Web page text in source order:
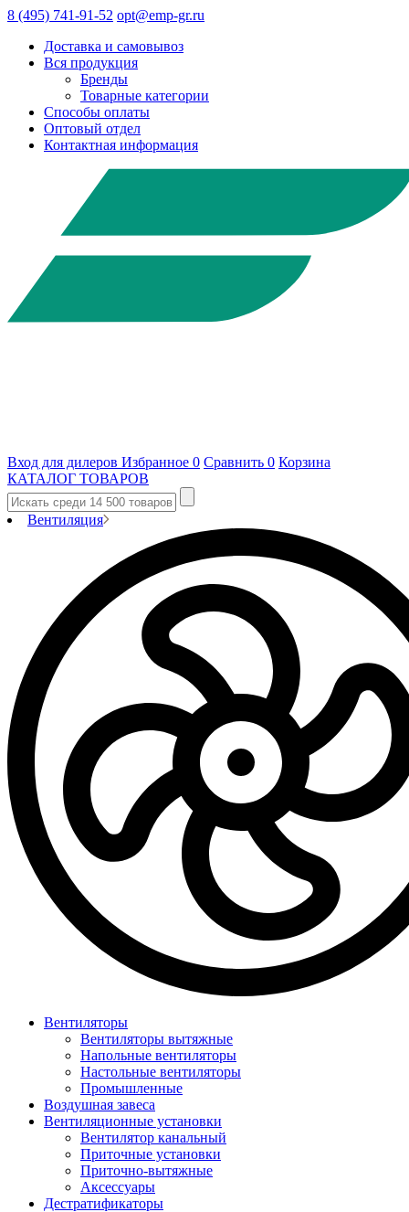
8 (495) 741-91-52 opt@emp-gr.ru
Доставка и самовывоз
Вся продукция
Бренды
Товарные категории
Способы оплаты
Оптовый отдел
Контактная информация
Вход для дилеров Избранное 0 Сравнить 0 Корзина
КАТАЛОГ ТОВАРОВ
Вентиляция
Вентиляторы
Вентиляторы вытяжные
Напольные вентиляторы
Настольные вентиляторы
Промышленные
Воздушная завеса
Вентиляционные установки
Вентилятор канальный
Приточные установки
Приточно-вытяжные
Аксессуары
Дестратификаторы